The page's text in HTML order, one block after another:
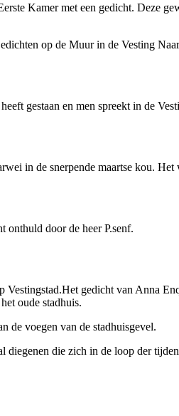
Kamer met een gedicht. Deze
op de Muur in de Vesting
gestaan en men spreekt in de
in de snerpende maartse kou.
onthuld door de heer P.senf.
gedicht van Anna
oude stadhuis.
de voegen van de stadhuisgevel.
diegenen die zich in de loop der